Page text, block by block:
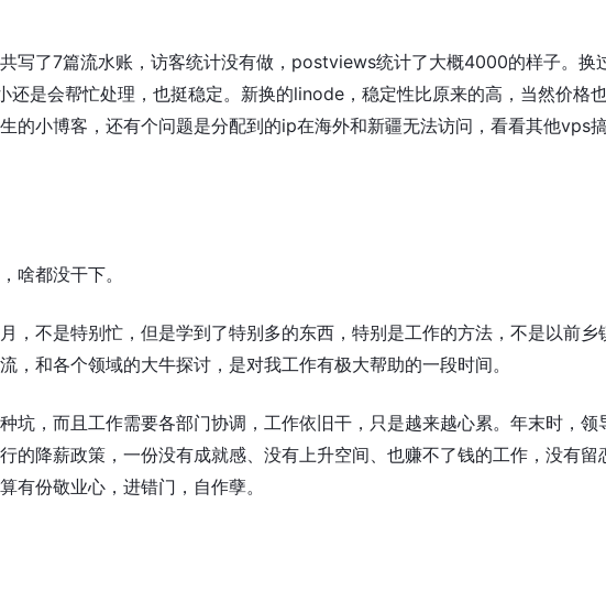
写了7篇流水账，访客统计没有做，postviews统计了大概4000的样子。换
是会帮忙处理，也挺稳定。新换的linode，稳定性比原来的高，当然价格
的小博客，还有个问题是分配到的ip在海外和新疆无法访问，看看其他vps
啥都没干下。
，不是特别忙，但是学到了特别多的东西，特别是工作的方法，不是以前乡
，和各个领域的大牛探讨，是对我工作有极大帮助的一段时间。
坑，而且工作需要各部门协调，工作依旧干，只是越来越心累。年末时，领
的降薪政策，一份没有成就感、没有上升空间、也赚不了钱的工作，没有留
有份敬业心，进错门，自作孽。